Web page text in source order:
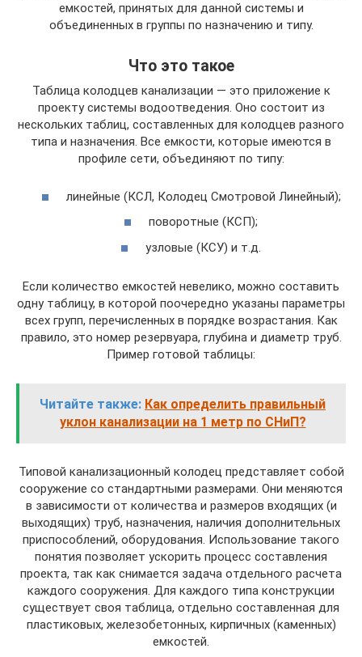
емкостей, принятых для данной системы и
объединенных в группы по назначению и типу.
Что это такое
Таблица колодцев канализации — это приложение к
проекту системы водоотведения. Оно состоит из
нескольких таблиц, составленных для колодцев разного
типа и назначения. Все емкости, которые имеются в
профиле сети, объединяют по типу:
линейные (КСЛ, Колодец Смотровой Линейный);
поворотные (КСП);
узловые (КСУ) и т.д.
Если количество емкостей невелико, можно составить
одну таблицу, в которой поочередно указаны параметры
всех групп, перечисленных в порядке возрастания. Как
правило, это номер резервуара, глубина и диаметр труб.
Пример готовой таблицы:
Читайте также: Как определить правильный
уклон канализации на 1 метр по СНиП?
Типовой канализационный колодец представляет собой
сооружение со стандартными размерами. Они меняются
в зависимости от количества и размеров входящих (и
выходящих) труб, назначения, наличия дополнительных
приспособлений, оборудования. Использование такого
понятия позволяет ускорить процесс составления
проекта, так как снимается задача отдельного расчета
каждого сооружения. Для каждого типа конструкции
существует своя таблица, отдельно составленная для
пластиковых, железобетонных, кирпичных (каменных)
емкостей.